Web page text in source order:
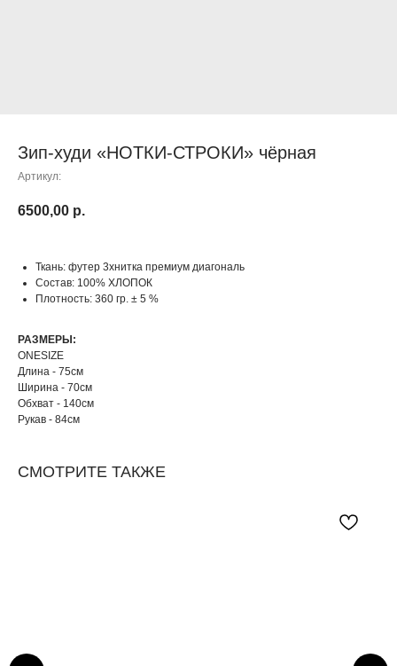
Зип-худи «НОТКИ-СТРОКИ» чёрная
Артикул:
6500,00 р.
Ткань: футер 3хнитка премиум диагональ
Состав: 100% ХЛОПОК
Плотность: 360 гр. ± 5 %
РАЗМЕРЫ:
ONESIZE
Длина - 75см
Ширина - 70см
Обхват - 140см
Рукав - 84см
СМОТРИТЕ ТАКЖЕ